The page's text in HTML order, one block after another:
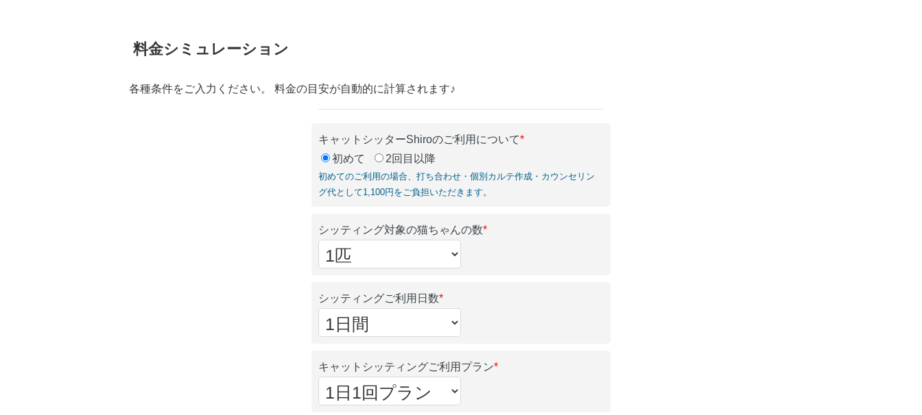
料金シミュレーション
各種条件をご入力ください。 料金の目安が自動的に計算されます♪
キャットシッターShiroのご利用について*
初めて
2回目以降
初めてのご利用の場合、打ち合わせ・個別カルテ作成・カウンセリン
グ代として1,100円をご負担いただきます。
シッティング対象の猫ちゃんの数*
シッティングご利用日数*
キャットシッティングご利用プラン*